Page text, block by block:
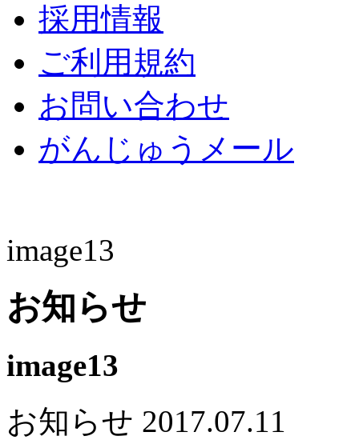
採用情報
ご利用規約
お問い合わせ
がんじゅうメール
image13
お知らせ
image13
お知らせ 2017.07.11